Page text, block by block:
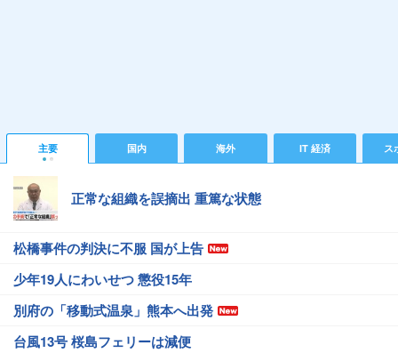
主要 国内 海外 IT 経済 ス
正常な組織を誤摘出 重篤な状態
松橋事件の判決に不服 国が上告
少年19人にわいせつ 懲役15年
別府の「移動式温泉」熊本へ出発
台風13号 桜島フェリーは減便